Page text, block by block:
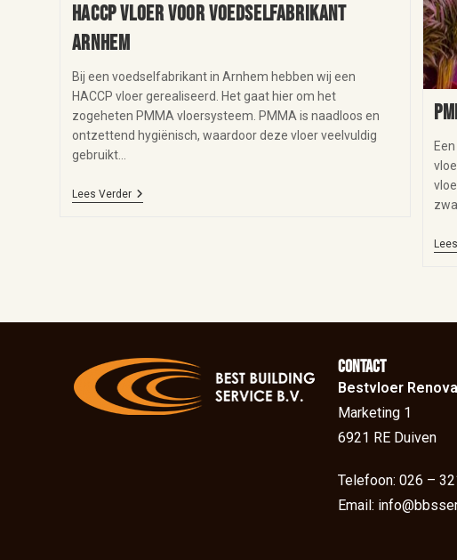
HACCP vloer voor voedselfabrikant
Arnhem
Bij een voedselfabrikant in Arnhem hebben wij een
HACCP vloer gerealiseerd. Het gaat hier om het
zogeheten PMMA vloersysteem. PMMA is naadloos en
ontzettend hygiënisch, waardoor deze vloer veelvuldig
gebruikt…
Lees Verder
Contact
Bestvloer
Marketing 1
6921 RE Duiven
Telefoon: 026 –
Email: